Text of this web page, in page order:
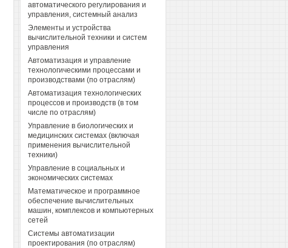
автоматического регулирования и
управления, системный анализ
Элементы и устройства
вычислительной техники и систем
управления
Автоматизация и управление
технологическими процессами и
производствами (по отраслям)
Автоматизация технологических
процессов и производств (в том
числе по отраслям)
Управление в биологических и
медицинских системах (включая
применения вычислительной
техники)
Управление в социальных и
экономических системах
Математическое и программное
обеспечение вычислительных
машин, комплексов и компьютерных
сетей
Системы автоматизации
проектирования (по отраслям)